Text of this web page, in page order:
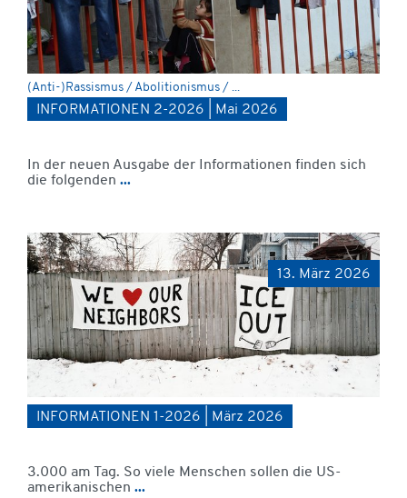
(Anti-)Rassismus / Abolitionismus / ...
INFORMATIONEN 2-2026 | Mai 2026
In der neuen Ausgabe der Informationen finden sich
die folgenden ...
13. März 2026
INFORMATIONEN 1-2026 | März 2026
3.000 am Tag. So viele Menschen sollen die US-
amerikanischen ...